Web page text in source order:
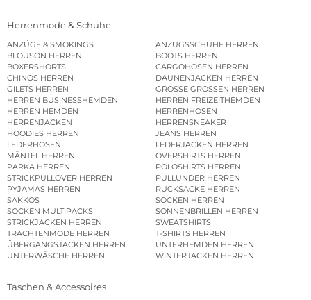
Herrenmode & Schuhe
ANZÜGE & SMOKINGS
ANZUGSSCHUHE HERREN
BLOUSON HERREN
BOOTS HERREN
BOXERSHORTS
CARGOHOSEN HERREN
CHINOS HERREN
DAUNENJACKEN HERREN
GILETS HERREN
GROSSE GRÖSSEN HERREN
HERREN BUSINESSHEMDEN
HERREN FREIZEITHEMDEN
HERREN HEMDEN
HERRENHOSEN
HERRENJACKEN
HERRENSNEAKER
HOODIES HERREN
JEANS HERREN
LEDERHOSEN
LEDERJACKEN HERREN
MÄNTEL HERREN
OVERSHIRTS HERREN
PARKA HERREN
POLOSHIRTS HERREN
STRICKPULLOVER HERREN
PULLUNDER HERREN
PYJAMAS HERREN
RUCKSÄCKE HERREN
SAKKOS
SOCKEN HERREN
SOCKEN MULTIPACKS
SONNENBRILLEN HERREN
STRICKJACKEN HERREN
SWEATSHIRTS
TRACHTENMODE HERREN
T-SHIRTS HERREN
ÜBERGANGSJACKEN HERREN
UNTERHEMDEN HERREN
UNTERWÄSCHE HERREN
WINTERJACKEN HERREN
Taschen & Accessoires